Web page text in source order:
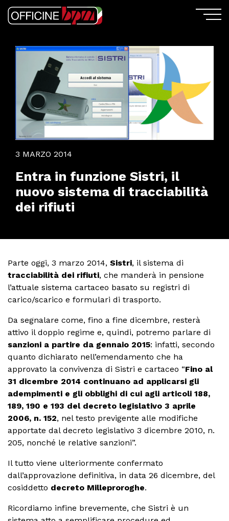
3 MARZO 2014
Entra in funzione Sistri, il
nuovo sistema di tracciabilità
dei rifiuti
Parte oggi, 3 marzo 2014, Sistri, il sistema di
tracciabilità dei rifiuti, che manderà in pensione
l’attuale sistema cartaceo basato su registri di
carico/scarico e formulari di trasporto.
Da segnalare come, fino a fine dicembre, resterà
attivo il doppio regime e, quindi, potremo parlare di
sanzioni a partire da gennaio 2015: infatti, secondo
quanto dichiarato nell’emendamento che ha
approvato la convivenza di Sistri e cartaceo “Fino al
31 dicembre 2014 continuano ad applicarsi gli
adempimenti e gli obblighi di cui agli articoli 188,
189, 190 e 193 del decreto legislativo 3 aprile
2006, n. 152, nel testo previgente alle modifiche
apportate dal decreto legislativo 3 dicembre 2010, n.
205, nonché le relative sanzioni”.
Il tutto viene ulteriormente confermato
dall’approvazione definitiva, in data 26 dicembre, del
cosiddetto decreto Milleproroghe.
Ricordiamo infine brevemente, che Sistri è un